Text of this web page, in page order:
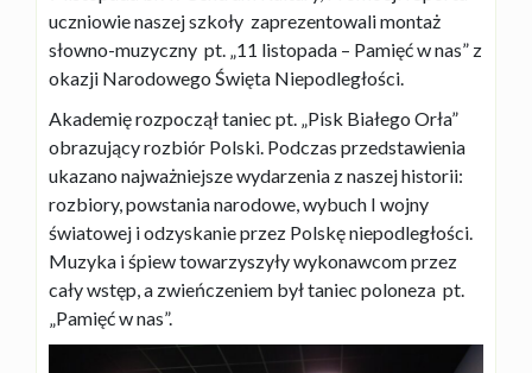
uczniowie naszej szkoły zaprezentowali montaż
słowno-muzyczny pt. „11 listopada – Pamięć w nas” z
okazji Narodowego Święta Niepodległości.
Akademię rozpoczął taniec pt. „Pisk Białego Orła”
obrazujący rozbiór Polski. Podczas przedstawienia
ukazano najważniejsze wydarzenia z naszej historii:
rozbiory, powstania narodowe, wybuch I wojny
światowej i odzyskanie przez Polskę niepodległości.
Muzyka i śpiew towarzyszyły wykonawcom przez
cały wstęp, a zwieńczeniem był taniec poloneza pt.
„Pamięć w nas”.